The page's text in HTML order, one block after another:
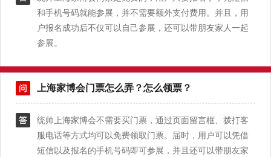
和手机号码就能参展，并不需要额外支付费用。并且，用
户报名成功后不仅可以自己参展，还可以带朋友家人一起
参展。
上海家博会门票怎么弄？怎么领票？
统帅上海家博会不需要买门票，通过页面留言框、拨打客
服电话等方式均可以免费领取门票。届时，用户可以凭借
短信以及报名的手机号码即可参展，并且还可以带朋友家